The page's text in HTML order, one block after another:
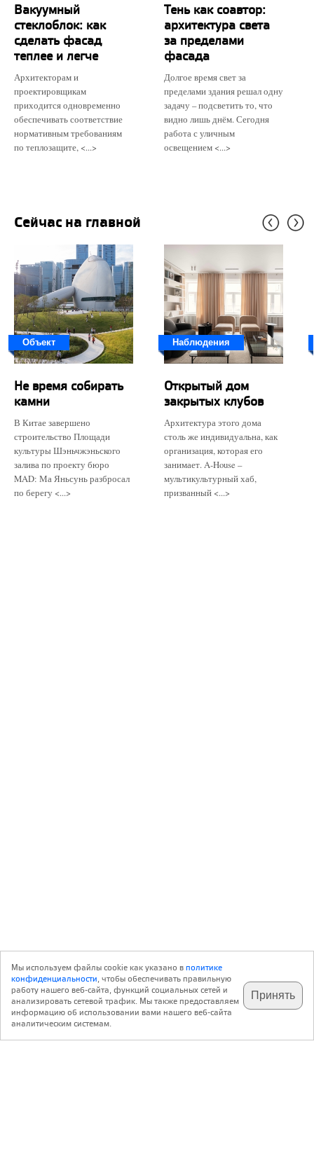
Вакуумный
стеклоблок: как
сделать фасад
теплее и легче
Архитекторам и
проектировщикам
приходится одновременно
обеспечивать соответствие
нормативным требованиям
по теплозащите, <...>
Тень как соавтор:
архитектура света
за пределами
фасада
Долгое время свет за
пределами здания решал одну
задачу – подсветить то, что
видно лишь днём. Сегодня
работа с уличным
освещением <...>
Сейчас на главной
Объект
Не время собирать
камни
В Китае завершено
строительство Площади
культуры Шэньчжэньского
залива по проекту бюро
MAD: Ма Яньсунь разбросал
по берегу <...>
Наблюдения
Открытый дом
закрытых клубов
Архитектура этого дома
столь же индивидуальна, как
организация, которая его
занимает. A-House –
мультикультурный хаб,
призванный <...>
подпишитесь на наш
телеграм @archi_ru
✕
с 20 июля 1999 г.
Мы используем файлы cookie как указано вполитике
конфиденциальности, чтобы обеспечивать правильную
работу нашего веб-сайта, функций социальных сетей и
анализировать сетевой трафик. Мы также предоставляем
информацию об использовании вами нашего веб-сайта
аналитическим системам.
Принять